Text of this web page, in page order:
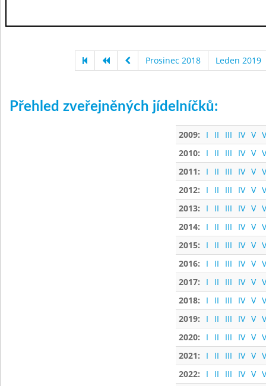
Prosinec 2018 Leden 2019
Přehled zveřejněných jídelníčků:
2009: I II III IV V
2010:
I II III IV V
2011:
I II III IV V
2012:
I II III IV V
2013:
I II III IV V
2014:
I II III IV V
2015:
I II III IV V
2016:
I II III IV V
2017:
I II III IV V
2018:
I II III IV V
2019:
I II III IV V
2020:
I II III IV V
2021:
I II III IV V
2022:
I II III IV V